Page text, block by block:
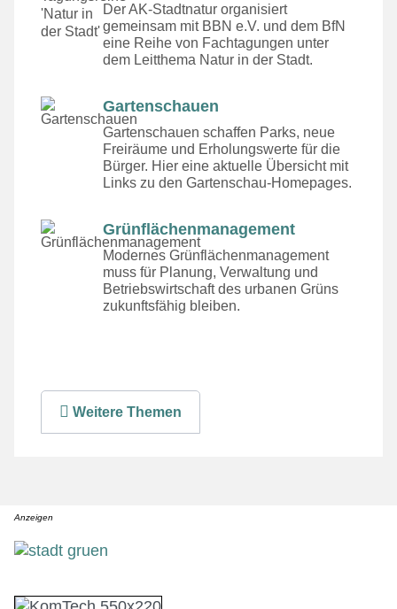
Der AK-Stadtnatur organisiert
gemeinsam mit BBN e.V. und dem BfN
eine Reihe von Fachtagungen unter
dem Leitthema Natur in der Stadt.
Gartenschauen
Gartenschauen schaffen Parks, neue
Freiräume und Erholungswerte für die
Bürger. Hier eine aktuelle Übersicht mit
Links zu den Gartenschau-Homepages.
Grünflächenmanagement
Modernes Grünflächenmanagement
muss für Planung, Verwaltung und
Betriebswirtschaft des urbanen Grüns
zukunftsfähig bleiben.
Weitere Themen
Anzeigen